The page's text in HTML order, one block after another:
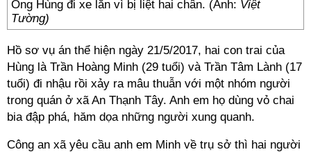
Ông Hùng đi xe lăn vì bị liệt hai chân. (Ảnh: Việt
Tường)
Hồ sơ vụ án thể hiện ngày 21/5/2017, hai con trai của
Hùng là Trần Hoàng Minh (29 tuổi) và Trần Tâm Lành (17
tuổi) đi nhậu rồi xảy ra mâu thuẫn với một nhóm người
trong quán ở xã An Thạnh Tây. Anh em họ dùng vỏ chai
bia đập phá, hăm dọa những người xung quanh.
Công an xã yêu cầu anh em Minh về trụ sở thì hai người